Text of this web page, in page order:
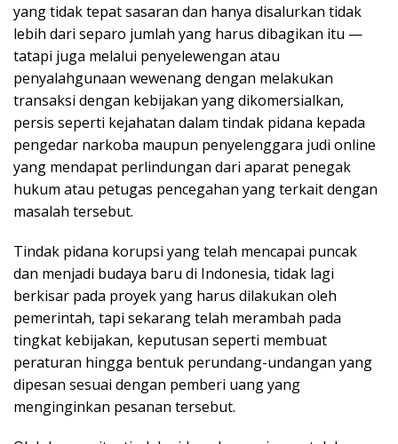
yang tidak tepat sasaran dan hanya disalurkan tidak
lebih dari separo jumlah yang harus dibagikan itu —
tatapi juga melalui penyelewengan atau
penyalahgunaan wewenang dengan melakukan
transaksi dengan kebijakan yang dikomersialkan,
persis seperti kejahatan dalam tindak pidana kepada
pengedar narkoba maupun penyelenggara judi online
yang mendapat perlindungan dari aparat penegak
hukum atau petugas pencegahan yang terkait dengan
masalah tersebut.
Tindak pidana korupsi yang telah mencapai puncak
dan menjadi budaya baru di Indonesia, tidak lagi
berkisar pada proyek yang harus dilakukan oleh
pemerintah, tapi sekarang telah merambah pada
tingkat kebijakan, keputusan seperti membuat
peraturan hingga bentuk perundang-undangan yang
dipesan sesuai dengan pemberi uang yang
menginginkan pesanan tersebut.